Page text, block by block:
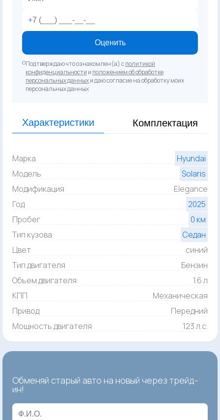
Оценить
Подтверждаю что ознакомлен(а) сполитикой
конфиденциальности и положением об обработке
персональных данныхи даю согласие на обработку моих
персональных данных
Характеристики Комплектация
Марка
Hyundai
Модель
Solaris
Модификация
Elegance
Год
2025
Пробег
0 км
Тип кузова
Седан
Цвет
синий
Тип двигателя
Бензин
Объем двигателя
1.6 л
КПП
Механическая
Привод
Передний
Мощность двигателя
123 л.с.
Обменяй старый авто на новый через трейд-
ин!